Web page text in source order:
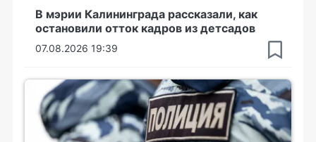
В мэрии Калининграда рассказали, как
остановили отток кадров из детсадов
07.08.2026 19:39